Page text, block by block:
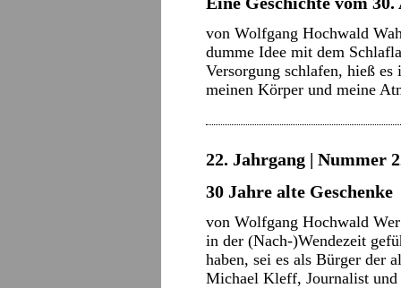
von Wolfgang Hochwald
dumme Idee mit dem
Versorgung schlafen, hieß
meinen Körper und meine
22. Jahrgang | Nummer
30 Jahre alte Geschenke
von Wolfgang Hochwald
in der (Nach-)Wendezeit
haben, sei es als Bürger der
Michael Kleff, Journalist